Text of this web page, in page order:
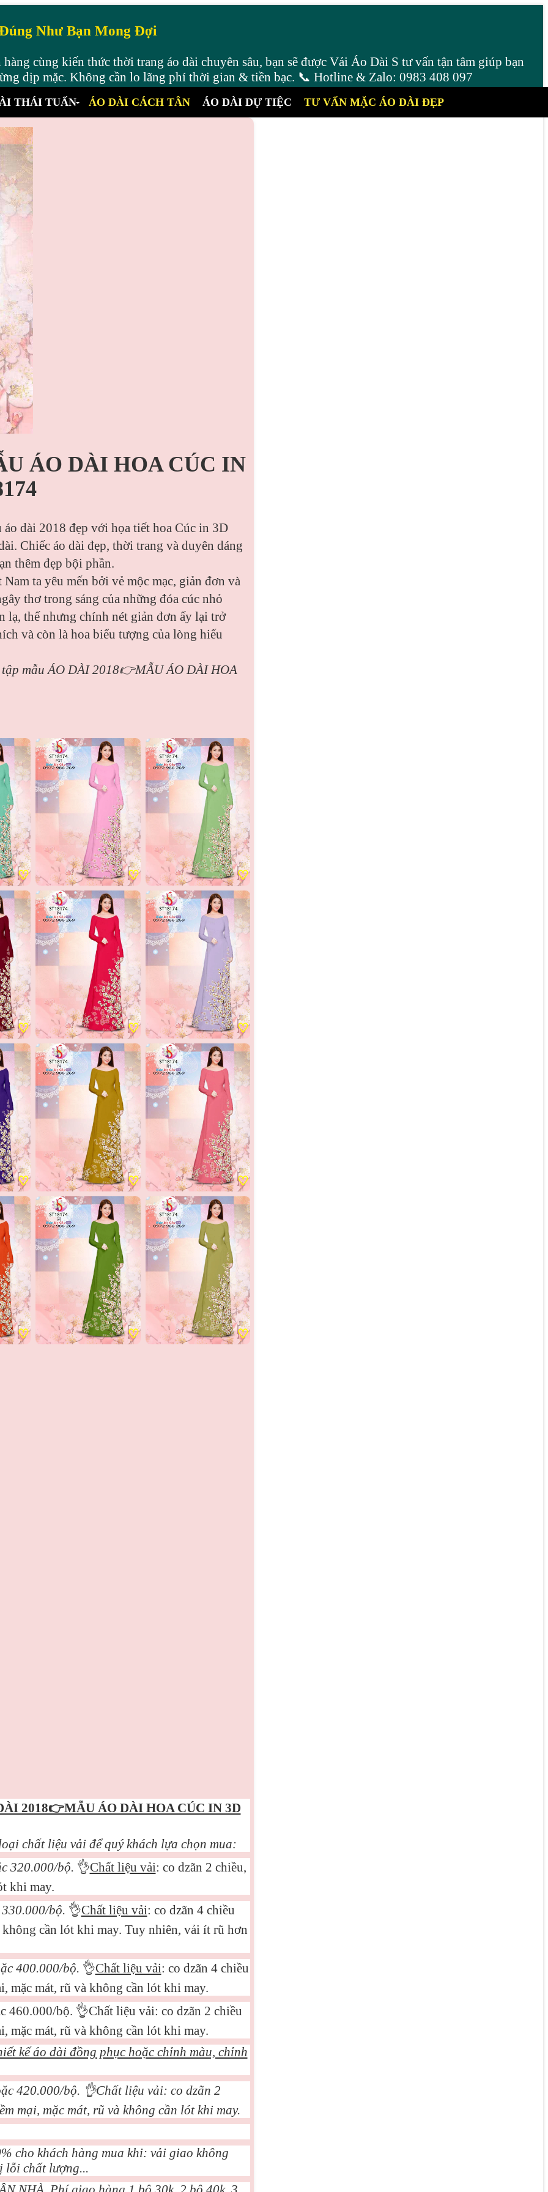
Như Bạn Mong Đợi
cùng kiến thức thời trang áo dài chuyên sâu, bạn sẽ được Vải Áo Dài S tư vấn tận tâm giúp bạn
dịp mặc. Không cần lo lãng phí thời gian & tiền bạc. 📞 Hotline & Zalo: 0983 408 097
THÁI TUẤN ÁO DÀI CÁCH TÂN ÁO DÀI DỰ TIỆC TƯ VẤN MẶC ÁO DÀI ĐẸP
ÁO DÀI HOA CÚC IN
dài 2018 đẹp với họa tiết hoa Cúc in 3D
Chiếc áo dài đẹp, thời trang và duyên dáng
thêm đẹp bội phần.
ta yêu mến bởi vẻ mộc mạc, giản đơn và
thơ trong sáng của những đóa cúc nhỏ
lạ, thế nhưng chính nét giản đơn ấy lại trở
và còn là hoa biểu tượng của lòng hiếu
mẫu ÁO DÀI 2018👉MẪU ÁO DÀI HOA
♡ ♡ ♡
♡ ♡ ♡
♡ ♡ ♡
♡ ♡ ♡
2018👉MẪU ÁO DÀI HOA CÚC IN 3D
chất liệu vải để quý khách lựa chọn mua:
320.000/bộ. 👌Chất liệu vải: co dzãn 2 chiều,
khi may.
bộ. 👌Chất liệu vải: co dzãn 4 chiều
không cần lót khi may. Tuy nhiên, vải ít rũ hơn
400.000/bộ. 👌Chất liệu vải: co dzãn 4 chiều
mặc mát, rũ và không cần lót khi may.
460.000/bộ. 👌Chất liệu vải: co dzãn 2 chiều
mặc mát, rũ và không cần lót khi may.
kế áo dài đồng phục hoặc chỉnh màu, chỉnh
420.000/bộ. 👌Chất liệu vải: co dzãn 2
mại, mặc mát, rũ và không cần lót khi may.
cho khách hàng mua khi: vải giao không
lỗi chất lượng...